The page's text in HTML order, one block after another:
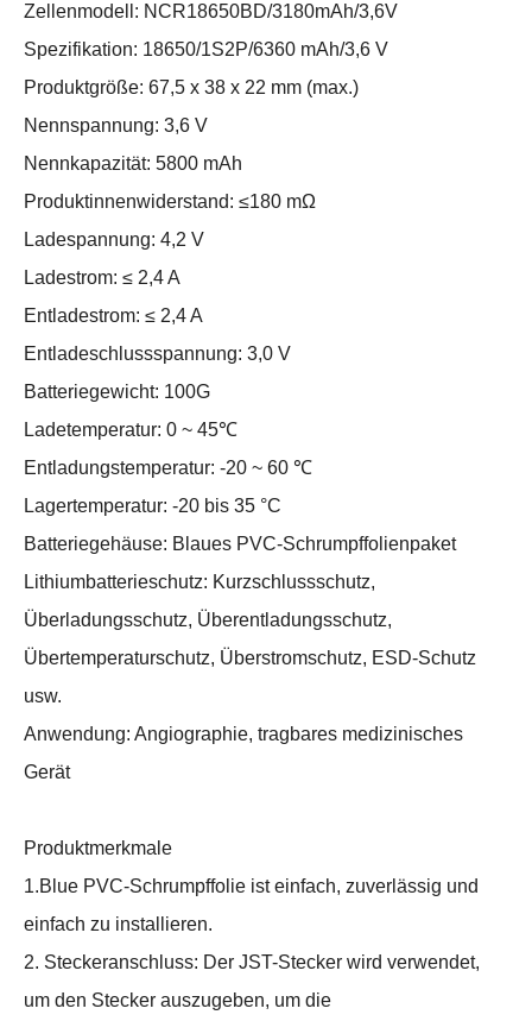
Zellenmodell: NCR18650BD/3180mAh/3,6V
Spezifikation: 18650/1S2P/6360 mAh/3,6 V
Produktgröße: 67,5 x 38 x 22 mm (max.)
Nennspannung: 3,6 V
Nennkapazität: 5800 mAh
Produktinnenwiderstand: ≤180 mΩ
Ladespannung: 4,2 V
Ladestrom: ≤ 2,4 A
Entladestrom: ≤ 2,4 A
Entladeschlussspannung: 3,0 V
Batteriegewicht: 100G
Ladetemperatur: 0 ~ 45℃
Entladungstemperatur: -20 ~ 60 ℃
Lagertemperatur: -20 bis 35 °C
Batteriegehäuse: Blaues PVC-Schrumpffolienpaket
Lithiumbatterieschutz: Kurzschlussschutz,
Überladungsschutz, Überentladungsschutz,
Übertemperaturschutz, Überstromschutz, ESD-Schutz
usw.
Anwendung: Angiographie, tragbares medizinisches
Gerät
Produktmerkmale
1.Blue PVC-Schrumpffolie ist einfach, zuverlässig und
einfach zu installieren.
2. Steckeranschluss: Der JST-Stecker wird verwendet,
um den Stecker auszugeben, um die